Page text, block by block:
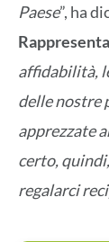
Paese”, ha
affidabilità,
delle nostre
apprezzate
certo,
regalarci